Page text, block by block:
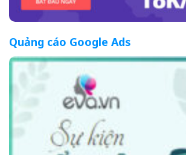
Quảng cáo Google Ads